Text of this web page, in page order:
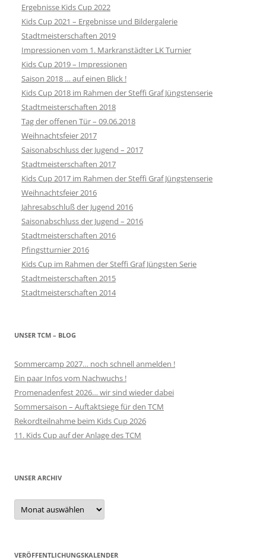
Ergebnisse Kids Cup 2022
Kids Cup 2021 – Ergebnisse und Bildergalerie
Stadtmeisterschaften 2019
Impressionen vom 1. Markranstädter LK Turnier
Kids Cup 2019 – Impressionen
Saison 2018 … auf einen Blick !
Kids Cup 2018 im Rahmen der Steffi Graf Jüngstenserie
Stadtmeisterschaften 2018
Tag der offenen Tür – 09.06.2018
Weihnachtsfeier 2017
Saisonabschluss der Jugend – 2017
Stadtmeisterschaften 2017
Kids Cup 2017 im Rahmen der Steffi Graf Jüngstenserie
Weihnachtsfeier 2016
Jahresabschluß der Jugend 2016
Saisonabschluss der Jugend – 2016
Stadtmeisterschaften 2016
Pfingstturnier 2016
Kids Cup im Rahmen der Steffi Graf Jüngsten Serie
Stadtmeisterschaften 2015
Stadtmeisterschaften 2014
UNSER TCM – BLOG
Sommercamp 2027… noch schnell anmelden !
Ein paar Infos vom Nachwuchs !
Promenadenfest 2026… wir sind wieder dabei
Sommersaison – Auftaktsiege für den TCM
Rekordteilnahme beim Kids Cup 2026
11. Kids Cup auf der Anlage des TCM
UNSER ARCHIV
Unser
Archiv
VERÖFFENTLICHUNGSKALENDER